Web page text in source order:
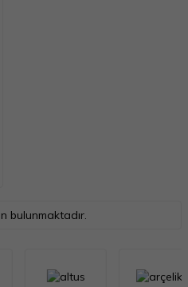
bulunmaktadır.